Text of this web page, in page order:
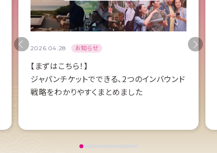
2026.04.28 お知らせ
【まずはこちら！】
ジャパンチケットでできる、2つのインバウンド
戦略をわかりやすくまとめました